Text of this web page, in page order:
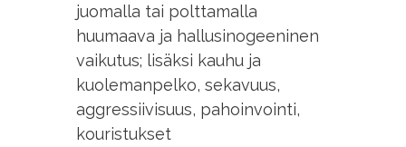
juomalla tai polttamalla
huumaava ja hallusinogeeninen
vaikutus; lisäksi kauhu ja
kuolemanpelko, sekavuus,
aggressiivisuus, pahoinvointi,
kouristukset